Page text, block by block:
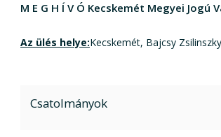
M E G H Í V Ó Kecskemét Megyei
Az ülés helye:Kecskemét, Bajcsy
Csatolmányok